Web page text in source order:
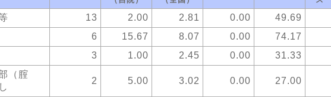
13 2.00 2.81 0.00
49.69
6 15.67 8.07 0.00
74.17
3 1.00 2.45 0.00 31.33
（腟
2 5.00 3.02 0.00 27.00